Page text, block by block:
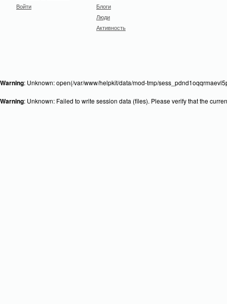
Войти
Блоги
Люди
Активность
Warning: Unknown: open(/var/www/helpkit/data/mod-tmp/
Warning: Unknown: Failed to write session data (files). Please verify that the